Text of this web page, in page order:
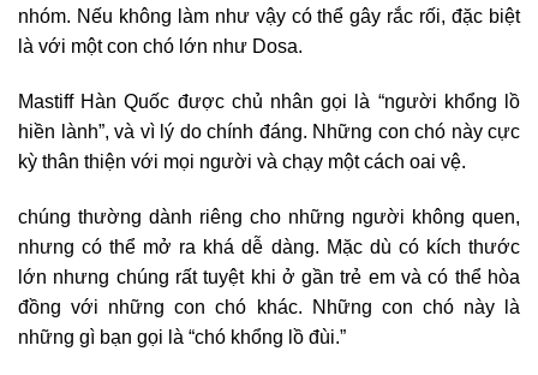
nhóm. Nếu không làm như vậy có thể gây rắc rối, đặc biệt
là với một con chó lớn như Dosa.
Mastiff Hàn Quốc được chủ nhân gọi là “người khổng lồ
hiền lành”, và vì lý do chính đáng. Những con chó này cực
kỳ thân thiện với mọi người và chạy một cách oai vệ.
chúng thường dành riêng cho những người không quen,
nhưng có thể mở ra khá dễ dàng. Mặc dù có kích thước
lớn nhưng chúng rất tuyệt khi ở gần trẻ em và có thể hòa
đồng với những con chó khác. Những con chó này là
những gì bạn gọi là “chó khổng lồ đùi.”